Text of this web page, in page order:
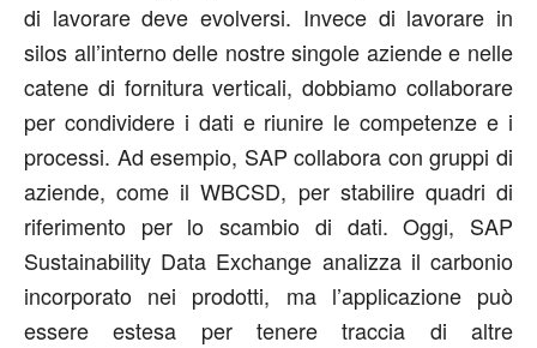
di lavorare deve evolversi. Invece di lavorare in
silos all’interno delle nostre singole aziende e nelle
catene di fornitura verticali, dobbiamo collaborare
per condividere i dati e riunire le competenze e i
processi. Ad esempio, SAP collabora con gruppi di
aziende, come il WBCSD, per stabilire quadri di
riferimento per lo scambio di dati. Oggi, SAP
Sustainability Data Exchange analizza il carbonio
incorporato nei prodotti, ma l’applicazione può
essere estesa per tenere traccia di altre